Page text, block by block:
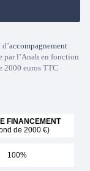
accompagnement
par l’Anah en fonction
2000 euros TTC
FINANCEMENT
de 2000 €)
100%